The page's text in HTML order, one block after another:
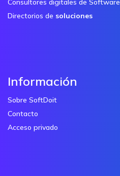
Consultores digitales de Software
Directorios de soluciones
Información
Sobre SoftDoit
Contacto
Acceso privado